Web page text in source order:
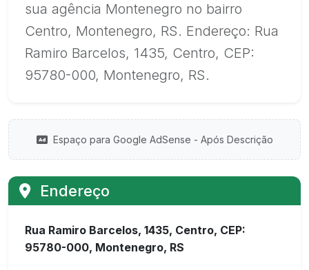
sua agência Montenegro no bairro
Centro, Montenegro, RS. Endereço: Rua
Ramiro Barcelos, 1435, Centro, CEP:
95780-000, Montenegro, RS.
Espaço para Google AdSense - Após Descrição
Endereço
Rua Ramiro Barcelos, 1435, Centro, CEP:
95780-000, Montenegro, RS